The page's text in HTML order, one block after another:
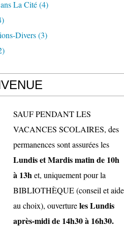
La Cité(4)
Divers(3)
SAUF PENDANT LES
VACANCES SCOLAIRES, des
permanences sont assurées les
Lundis et Mardis matin de 10h
à 13het, uniquement pour la
BIBLIOTHÈQUE (conseil et aide
au choix), ouvertureles Lundis
après-midi de 14h30 à 16h30.